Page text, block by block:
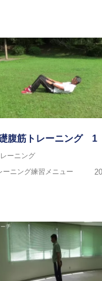
腹筋トレーニング 1
ーニング
ーニング練習メニュー